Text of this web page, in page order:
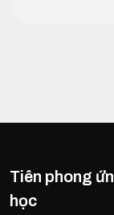
Tiên phong
học